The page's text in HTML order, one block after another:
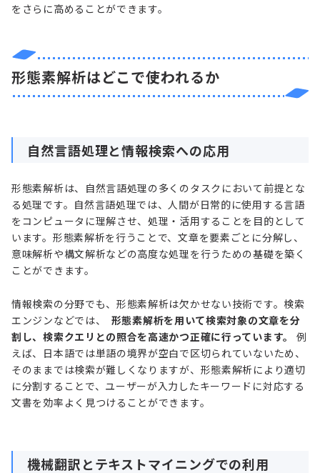
をさらに高めることができます。
形態素解析はどこで使われるか
自然言語処理と情報検索への応用
形態素解析は、自然言語処理の多くのタスクにおいて前提とな
る処理です。自然言語処理では、人間が日常的に使用する言語
をコンピュータに理解させ、処理・活用することを目的として
います。形態素解析を行うことで、文章を要素ごとに分解し、
意味解析や構文解析などの高度な処理を行うための基礎を築く
ことができます。
情報検索の分野でも、形態素解析は欠かせない技術です。検索
エンジンなどでは、
形態素解析を用いて検索対象の文章を分
割し、検索クエリとの照合を高速かつ正確に行っています。
例
えば、日本語では単語の境界が空白で区切られていないため、
そのままでは検索が難しくなりますが、形態素解析により適切
に分割することで、ユーザーが入力したキーワードに対応する
文書を効率よく見つけることができます。
機械翻訳とテキストマイニングでの利用